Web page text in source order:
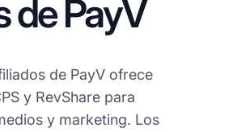
de PayV
de PayV ofrece
y RevShare para
y marketing. Los